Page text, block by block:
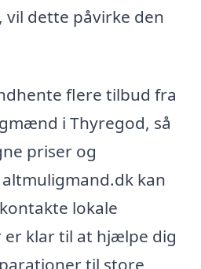
vil dette påvirke den
flere tilbud fra
i Thyregod, så
priser og
altmuligmand.dk kan
lokale
klar til at hjælpe dig
til store